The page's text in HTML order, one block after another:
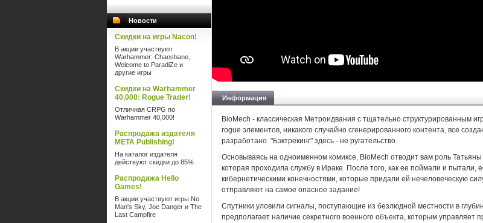
Новости
Скидки на игры Nacon!
В акции участвуют
Warhammer: Chaosbane,
Welcome to ParadiZe и
другие игры
Скидки на Warhammer
40,000: Rogue Trader!
Отличная CRPG по
Warhammer 40,000!
Распродажа издателя
META Publishing!
На каталог издателя
действуют скидки до 85%
Распродажа Hello
Games!
В акции участвуют игры No
Man's Sky, Joe Danger и The
Last Campfire
Информация
BioMech - классическая Метроидвания с тщательно структурированным
rogue элементов, никакого случайно сгенерированного контента, все
разработано. "Бэктрекинг" здесь - не ругательство.
Основываясь на одноименном комиксе, BioMech отводит вам роль Татьяны
которая проходила службу в Ираке. После того, как ее поймали и пытали,
кибернетическими конечностями, которые придали ей нечеловеческую
отправляют на самое опасное задание!
Спутники уловили сигналы, поступающие из безлюдной местности в
предполагает наличие секретного военного объекта, которым управляет